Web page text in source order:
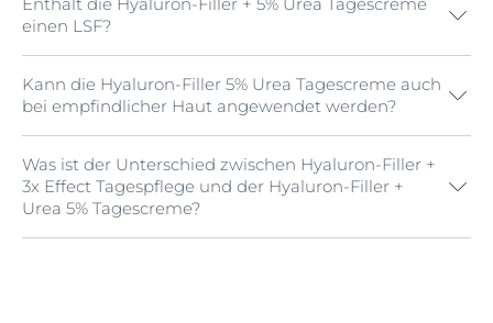
einen LSF?
Nein, die Eucerin Hyaluron-Filler + 5% Urea
Tagescreme enthält keinen LSF. Um die Haut vor der
Sonne zu schützen, sollte daher zusätzlich ein
werden.
Kann die Hyaluron-Filler 5% Urea Tagescreme auch
bei empfindlicher Haut angewendet werden?
Ja, die Eucerin Hyaluron-Filler + 5% Urea Tagescreme
eignet sich auch sehr gut für empfindliche Haut und
kann dank der milden Formel sogar bei Neurodermitis
oder Psoriasis angewendet werden.
Was ist der Unterschied zwischen Hyaluron-Filler +
3x Effect Tagespflege und der Hyaluron-Filler +
Urea 5% Tagescreme?